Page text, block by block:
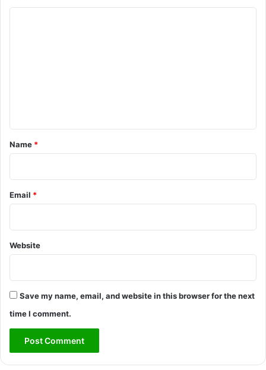
*
Name *
Email *
Website
Save my name, email, and website in this browser for the next
time I comment.